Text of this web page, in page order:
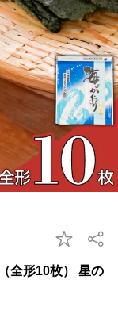
全形10枚） 星の